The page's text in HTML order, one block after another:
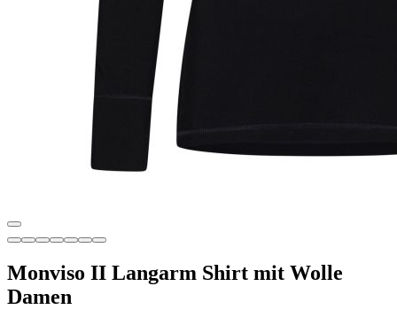
Monviso II Langarm Shirt mit Wolle
Damen